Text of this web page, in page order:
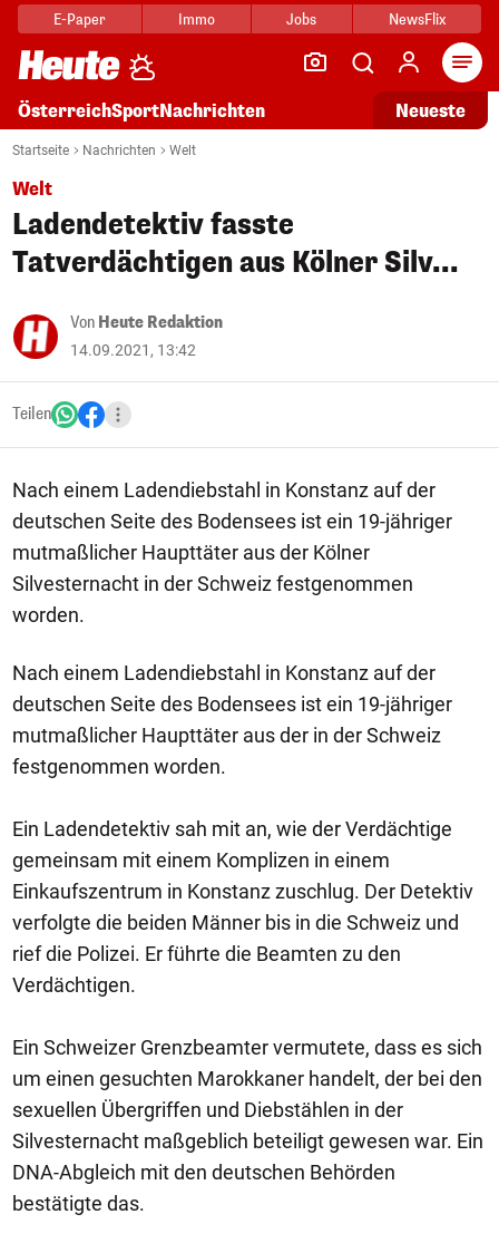
E-Paper Immo Jobs NewsFlix
ÖsterreichSportNachrichten Neueste
Startseite Nachrichten Welt
Welt
Ladendetektiv fasste
Tatverdächtigen aus Kölner Silv...
Von Heute Redaktion
14.09.2021, 13:42
Teilen
Nach einem Ladendiebstahl in Konstanz auf der
deutschen Seite des Bodensees ist ein 19-jähriger
mutmaßlicher Haupttäter aus der Kölner
Silvesternacht in der Schweiz festgenommen
worden.
Nach einem Ladendiebstahl in Konstanz auf der
deutschen Seite des Bodensees ist ein 19-jähriger
mutmaßlicher Haupttäter aus der in der Schweiz
festgenommen worden.
Ein Ladendetektiv sah mit an, wie der Verdächtige
gemeinsam mit einem Komplizen in einem
Einkaufszentrum in Konstanz zuschlug. Der Detektiv
verfolgte die beiden Männer bis in die Schweiz und
rief die Polizei. Er führte die Beamten zu den
Verdächtigen.
Ein Schweizer Grenzbeamter vermutete, dass es sich
um einen gesuchten Marokkaner handelt, der bei den
sexuellen Übergriffen und Diebstählen in der
Silvesternacht maßgeblich beteiligt gewesen war. Ein
DNA-Abgleich mit den deutschen Behörden
bestätigte das.